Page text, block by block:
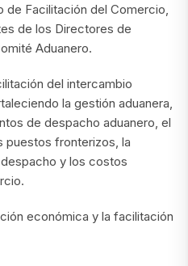
Facilitación del Comercio,
de los Directores de
Aduanero.
del intercambio
la gestión aduanera,
de despacho aduanero, el
puestos fronterizos, la
y los costos
económica y la facilitación